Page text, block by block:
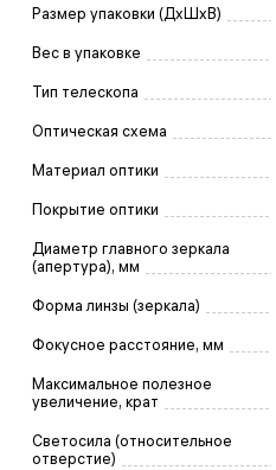
Размер упаковки (ДxШxВ)
Вес в упаковке
Тип телескопа
Оптическая схема
Материал оптики
Покрытие оптики
Диаметр главного зеркала
(апертура), мм
Форма линзы (зеркала)
Фокусное расстояние, мм
Максимальное полезное
увеличение, крат
Светосила (относительное
отверстие)